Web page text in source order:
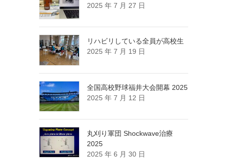
イ
ブ
2025 年 7 月 27 日
リハビリしている全員が高校生
2025 年 7 月 19 日
全国高校野球福井大会開幕 2025
2025 年 7 月 12 日
丸刈り軍団 Shockwave治療
2025
2025 年 6 月 30 日